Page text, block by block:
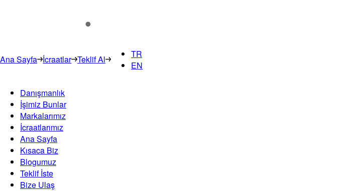
Ana Sayfa İcraatlar Teklif Al
TR
EN
Danışmanlık
İşimiz Bunlar
Markalarımız
İcraatlarımız
Ana Sayfa
Kısaca Biz
Blogumuz
Teklif İste
Bize Ulaş